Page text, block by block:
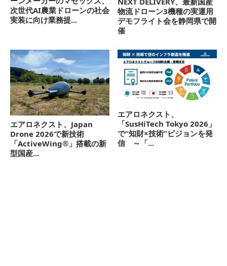
次世代AI農業ドローンの社会
実装に向け業務提...
物流ドローン3機種の実運用
デモフライト会を静岡県で開
催
エアロネクスト、Japan
Drone 2026で新技術
「ActiveWing®」搭載の新
型国産...
エアロネクスト、
「SusHiTech Tokyo 2026」
で“知財×技術”ビジョンを発
信 ～「...